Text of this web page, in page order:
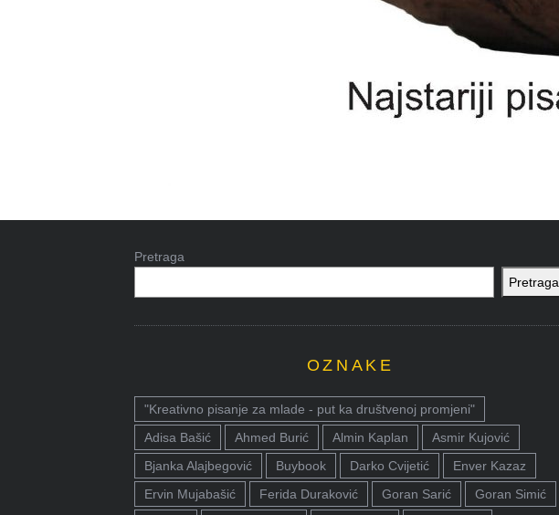
Pretraga
Pretraga
OZNAKE
"Kreativno pisanje za mlade - put ka društvenoj promjeni"
Adisa Bašić
Ahmed Burić Almin Kaplan
Asmir Kujović
Bjanka Alajbegović
Buybook Darko Cvijetić
Enver Kazaz
Ervin Mujabašić
Ferida Duraković Goran Sarić
Goran Simić